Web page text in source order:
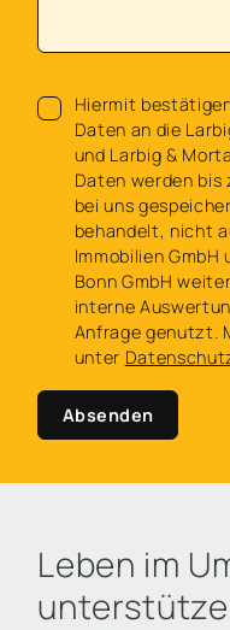
Hiermit
Daten an die
und Larbig &
Daten werden
bei uns
behandelt, nicht
Immobilien GmbH
Bonn GmbH
interne
Anfrage genutzt.
unter
Absenden
Leben im